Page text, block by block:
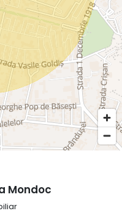
Mondoc